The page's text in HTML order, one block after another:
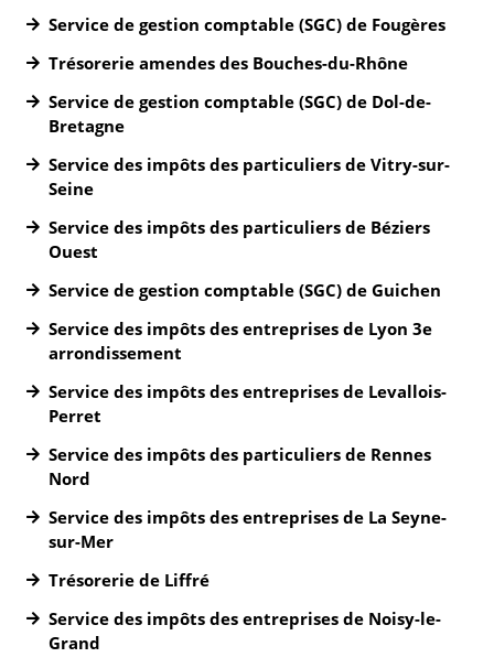
Service de gestion comptable (SGC) de Fougères
Trésorerie amendes des Bouches-du-Rhône
Service de gestion comptable (SGC) de Dol-de-
Bretagne
Service des impôts des particuliers de Vitry-sur-
Seine
Service des impôts des particuliers de Béziers
Ouest
Service de gestion comptable (SGC) de Guichen
Service des impôts des entreprises de Lyon 3e
arrondissement
Service des impôts des entreprises de Levallois-
Perret
Service des impôts des particuliers de Rennes
Nord
Service des impôts des entreprises de La Seyne-
sur-Mer
Trésorerie de Liffré
Service des impôts des entreprises de Noisy-le-
Grand